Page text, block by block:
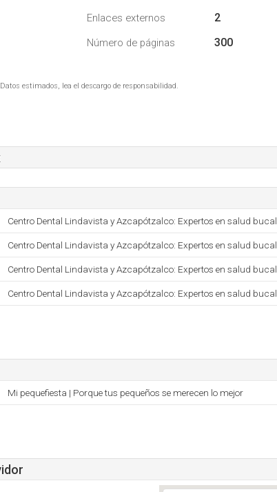
Enlaces externos 2
Número de páginas 300
estimados, lea el descargo de responsabilidad.
Centro Dental Lindavista y Azcapótzalco: Expertos en salud bucal
Centro Dental Lindavista y Azcapótzalco: Expertos en salud bucal
Centro Dental Lindavista y Azcapótzalco: Expertos en salud bucal
Centro Dental Lindavista y Azcapótzalco: Expertos en salud bucal
Mi pequefiesta | Porque tus pequeños se merecen lo mejor